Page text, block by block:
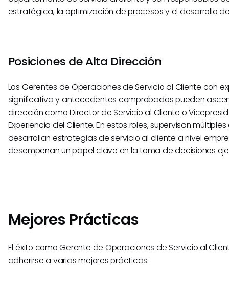
estratégica, la optimización de procesos y el desarrollo
Posiciones de Alta Dirección
Los Gerentes de Operaciones de Servicio al Cliente con
significativa y antecedentes comprobados pueden
dirección como Director de Servicio al Cliente o
Experiencia del Cliente. En estos roles, supervisan
desarrollan estrategias de servicio al cliente a nivel
desempeñan un papel clave en la toma de decisiones
Mejores Prácticas
El éxito como Gerente de Operaciones de Servicio al
adherirse a varias mejores prácticas: